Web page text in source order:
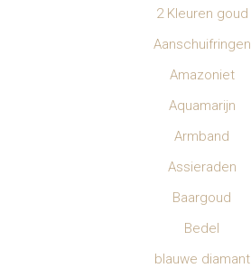
2 Kleuren goud
Aanschuifringen
Amazoniet
Aquamarijn
Armband
Assieraden
Baargoud
Bedel
blauwe diamant